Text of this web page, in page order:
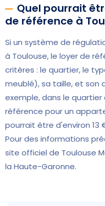
Quel pourrait
de référence à
Si un système de
à Toulouse, le loyer de
critères : le quartier, le
meublé), sa taille, et son
exemple, dans le quartier
référence pour un
pourrait être d'environ
Pour des informations
site officiel de Toulouse
la Haute-Garonne.